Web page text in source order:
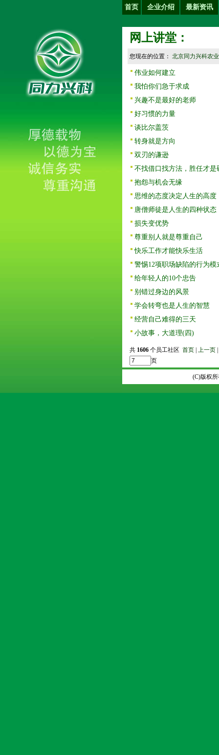
首页 企业介绍 最新资讯
网上讲堂：
您现在的位置： 北京同力兴科农
伟业如何建立
我怕你们急于求成
兴趣不是最好的老师
好习惯的力量
谈比尔盖茨
转身就是方向
双刃的谦逊
不找借口找方法，胜任才是
抱怨与机会无缘
思维的态度决定人生的高度
唐僧师徒是人生的四种状态
损失变优势
尊重别人就是尊重自己
快乐工作才能快乐生活
警惕12项职场缺陷的行为模
给年轻人的10个忠告
别错过身边的风景
学会转弯也是人生的智慧
经营自己难得的三天
小故事，大道理(四)
共 1606 个员工社区 首页 上一页
页
(C)版权